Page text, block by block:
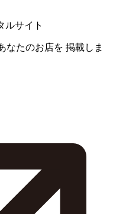
ルサイト
なたのお店を 掲載しま